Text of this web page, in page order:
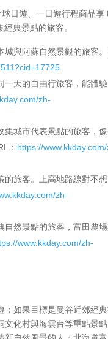
球日遊、一日遊行程商品享
典景點的旅客。
城與阿蘇自然景觀的旅客
一天的自由行旅客，能體
zh-
集城市代表景點的旅客，
： https://
的旅客。上高地路線對不想
zh-
自然景點的旅客，富田農
www.kkday.com/zh-
；如果目標是曼谷近郊經
文化村與海雲台等重點景